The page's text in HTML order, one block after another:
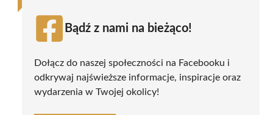
Bądź z nami na bieżąco!
Dołącz do naszej społeczności na Facebooku i
odkrywaj najświeższe informacje, inspiracje oraz
wydarzenia w Twojej okolicy!